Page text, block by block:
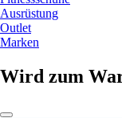
Ausrüstung
Outlet
Marken
Wird zum